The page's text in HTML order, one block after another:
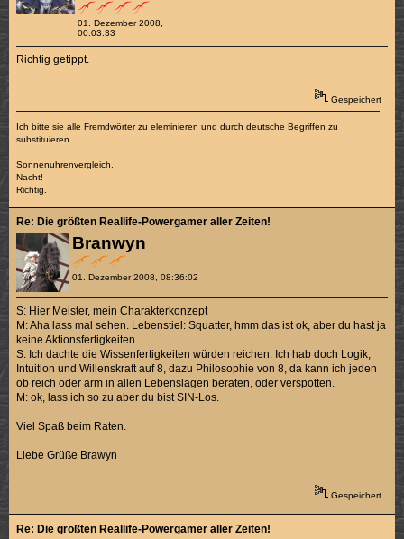
01. Dezember 2008,
00:03:33
Richtig getippt.
Gespeichert
Ich bitte sie alle Fremdwörter zu eleminieren und durch deutsche Begriffen zu
substituieren.
Sonnenuhrenvergleich.
Nacht!
Richtig.
Branwyn
01. Dezember 2008, 08:36:02
Re: Die größten Reallife-Powergamer aller Zeiten!
S: Hier Meister, mein Charakterkonzept
M: Aha lass mal sehen. Lebenstiel: Squatter, hmm das ist ok, aber du hast ja
keine Aktionsfertigkeiten.
S: Ich dachte die Wissenfertigkeiten würden reichen. Ich hab doch Logik,
Intuition und Willenskraft auf 8, dazu Philosophie von 8, da kann ich jeden
ob reich oder arm in allen Lebenslagen beraten, oder verspotten.
M: ok, lass ich so zu aber du bist SIN-Los.
Viel Spaß beim Raten.
Liebe Grüße Brawyn
Gespeichert
Re: Die größten Reallife-Powergamer aller Zeiten!